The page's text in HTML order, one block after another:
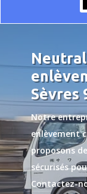
Sèvres
Notre
enlèvement
proposons
sécurisés
Contactez-